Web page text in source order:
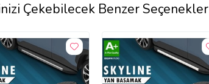
Çekebilecek Benzer Seçenekler